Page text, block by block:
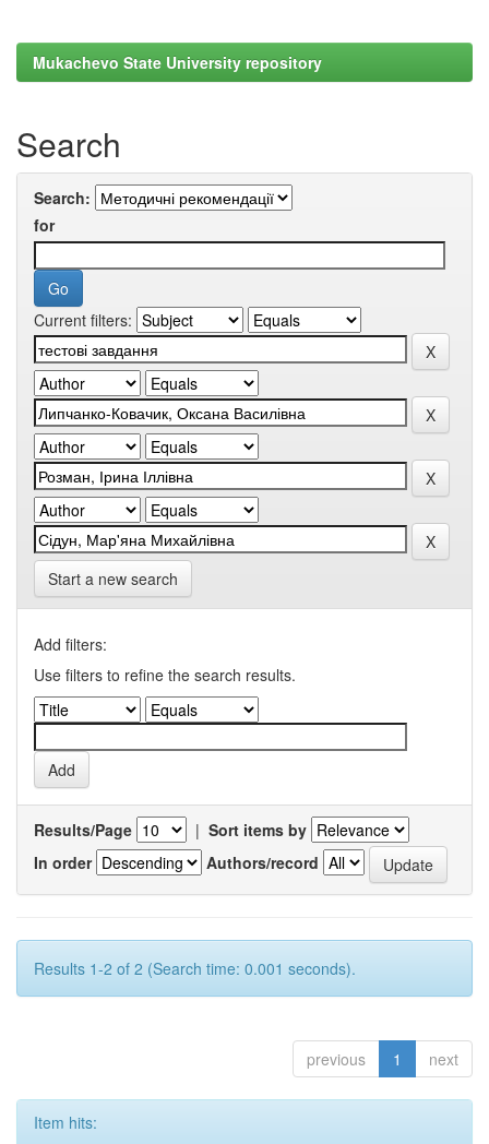
Mukachevo State University repository
Search
Search:
for
Current filters:
Start a new search
Add filters:
Use filters to refine the search results.
Results/Page | Sort items by
In order
Authors/record
Results 1-2 of 2 (Search time: 0.001 seconds).
previous 1 next
Item hits: